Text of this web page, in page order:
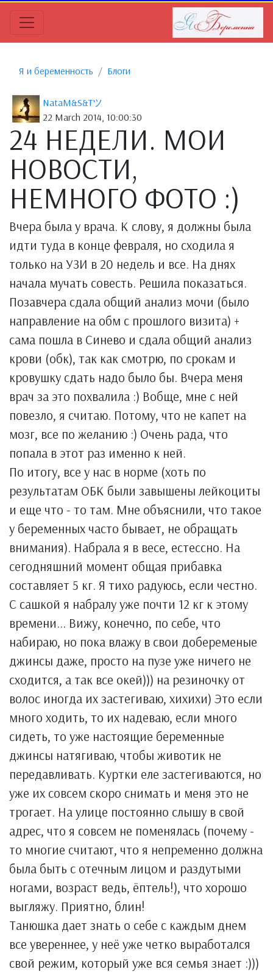
Я и беременность Блоги
NataM&S&Tツ
22 March 2014, 10:00:30
24 НЕДЕЛИ. МОИ
НОВОСТИ,
НЕМНОГО ФОТО :)
Вчера была у врача. К слову, я должны была
идти туда в конце февраля, но сходила я
только на УЗИ в 20 недель и все. На днях
начала мучать совесть. Решила показаться.
Позавчера сдала общий анализ мочи (было
направление на обм с прошлого визита) +
сама пошла в Синево и сдала общий анализ
крови (обк), так как смотрю, по срокам и
кровушку сдать надо было бы. Вчера меня
врач за это похвалила :) Вобще, мне с ней
повезло, я считаю. Потому, что не капет на
мозг, все по желанию :) Очень рада, что
попала в этот раз именно к ней.
По итогу, все у нас в норме (хоть по
результатам ОБК были завышены лейкоциты
и еще что - то там. Мне объяснили, что такое
у беременных часто бывает, не обращать
внимания). Набрала я в весе, естессно. На
сегодняшний момент общая прибавка
составляет 5 кг. Я тихо радуюсь, если честно.
С сашкой я набралу уже почти 12 кг к этому
времени... Вижу, конечно, по себе, что
набираю, но пока влажу в свои добеременые
джинсы даже, просто на пузе уже ничего не
сходится, а так все окей))) на резиночку от
волос иногда их застегиваю, хихихи) Это если
много ходить, то их надеваю, если много
сидеть, то уже настоящие беременные
джинсы натягиваю, чтобы животик не
передавливать. Куртки еле застегиваются, но
уже их совсем скоро снимать и меня это не
трогает. На улице постоянно слышу в свой
адрес, что я совсем не поменялась (почему -
то многие считают, что я непременно должна
была быть с отечным лицом и раздутыми
ногами, возраст ведь, ёптель!), что хорошо
выгляжу. Приятно, блин!
Танюшка дает знать о себе с каждым днем
все увереннее, у неё уже четко выработался
свой режим, который уже вся семья знает :)))